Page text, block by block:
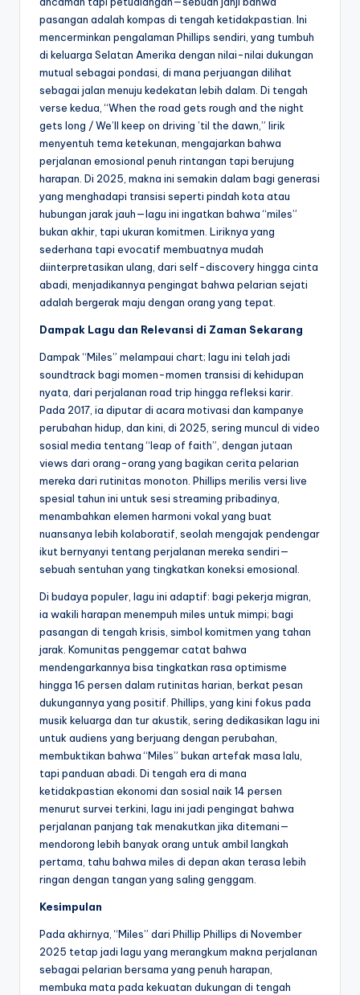
pasangan adalah kompas di tengah ketidakpastian. Ini
mencerminkan pengalaman Phillips sendiri, yang tumbuh
di keluarga Selatan Amerika dengan nilai-nilai dukungan
mutual sebagai pondasi, di mana perjuangan dilihat
sebagai jalan menuju kedekatan lebih dalam. Di tengah
verse kedua, “When the road gets rough and the night
gets long / We’ll keep on driving ’til the dawn,” lirik
menyentuh tema ketekunan, mengajarkan bahwa
perjalanan emosional penuh rintangan tapi berujung
harapan. Di 2025, makna ini semakin dalam bagi generasi
yang menghadapi transisi seperti pindah kota atau
hubungan jarak jauh—lagu ini ingatkan bahwa “miles”
bukan akhir, tapi ukuran komitmen. Liriknya yang
sederhana tapi evocatif membuatnya mudah
diinterpretasikan ulang, dari self-discovery hingga cinta
abadi, menjadikannya pengingat bahwa pelarian sejati
adalah bergerak maju dengan orang yang tepat.
Dampak Lagu dan Relevansi di Zaman Sekarang
Dampak “Miles” melampaui chart; lagu ini telah jadi
soundtrack bagi momen-momen transisi di kehidupan
nyata, dari perjalanan road trip hingga refleksi karir.
Pada 2017, ia diputar di acara motivasi dan kampanye
perubahan hidup, dan kini, di 2025, sering muncul di video
sosial media tentang “leap of faith”, dengan jutaan
views dari orang-orang yang bagikan cerita pelarian
mereka dari rutinitas monoton. Phillips merilis versi live
spesial tahun ini untuk sesi streaming pribadinya,
menambahkan elemen harmoni vokal yang buat
nuansanya lebih kolaboratif, seolah mengajak pendengar
ikut bernyanyi tentang perjalanan mereka sendiri—
sebuah sentuhan yang tingkatkan koneksi emosional.
Di budaya populer, lagu ini adaptif: bagi pekerja migran,
ia wakili harapan menempuh miles untuk mimpi; bagi
pasangan di tengah krisis, simbol komitmen yang tahan
jarak. Komunitas penggemar catat bahwa
mendengarkannya bisa tingkatkan rasa optimisme
hingga 16 persen dalam rutinitas harian, berkat pesan
dukungannya yang positif. Phillips, yang kini fokus pada
musik keluarga dan tur akustik, sering dedikasikan lagu ini
untuk audiens yang berjuang dengan perubahan,
membuktikan bahwa “Miles” bukan artefak masa lalu,
tapi panduan abadi. Di tengah era di mana
ketidakpastian ekonomi dan sosial naik 14 persen
menurut survei terkini, lagu ini jadi pengingat bahwa
perjalanan panjang tak menakutkan jika ditemani—
mendorong lebih banyak orang untuk ambil langkah
pertama, tahu bahwa miles di depan akan terasa lebih
ringan dengan tangan yang saling genggam.
Kesimpulan
Pada akhirnya, “Miles” dari Phillip Phillips di November
2025 tetap jadi lagu yang merangkum makna perjalanan
sebagai pelarian bersama yang penuh harapan,
membuka mata pada kekuatan dukungan di tengah